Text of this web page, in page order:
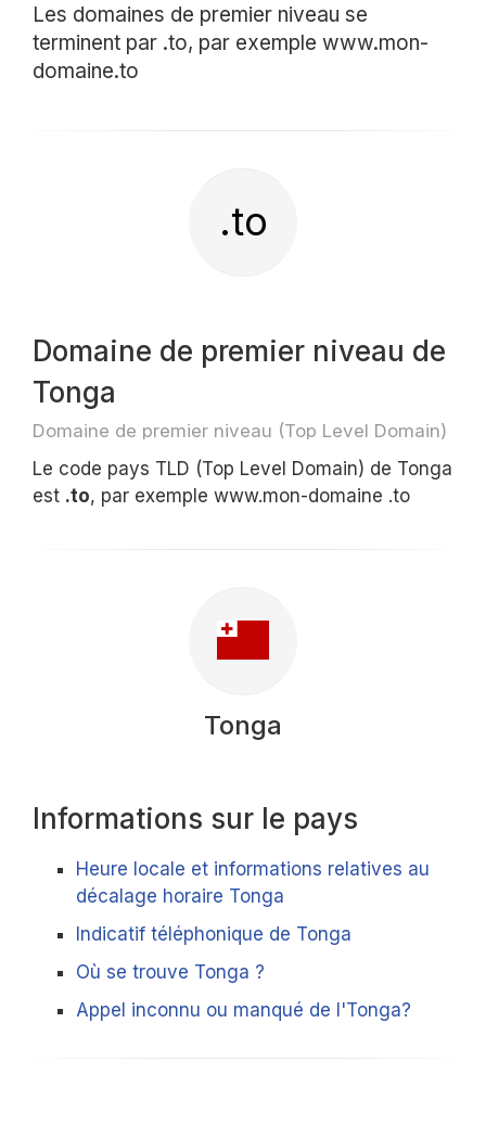
Les domaines de premier niveau se
terminent par .to, par exemple www.mon-
domaine.to
.to
Domaine de premier niveau de
Tonga
Domaine de premier niveau (Top Level Domain)
Le code pays TLD (Top Level Domain) de Tonga
est .to, par exemple www.mon-domaine .to
Tonga
Informations sur le pays
Heure locale et informations relatives au
décalage horaire Tonga
Indicatif téléphonique de Tonga
Où se trouve Tonga ?
Appel inconnu ou manqué de l'Tonga?